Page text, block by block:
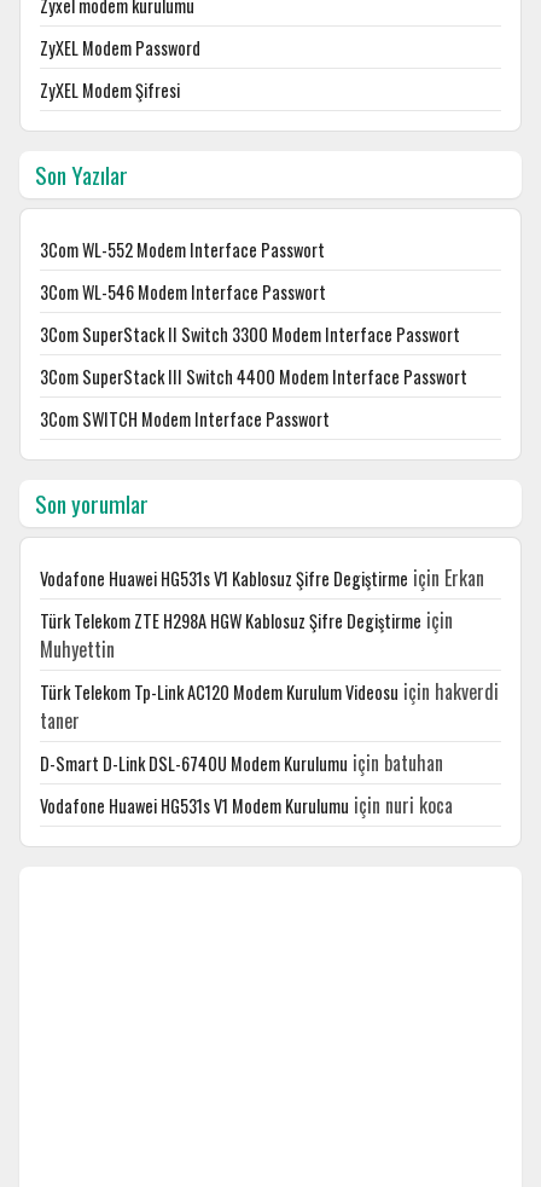
ZyXEL Modem Password
ZyXEL Modem Şifresi
Son Yazılar
3Com WL-552 Modem Interface Passwort
3Com WL-546 Modem Interface Passwort
3Com SuperStack II Switch 3300 Modem Interface Passwort
3Com SuperStack III Switch 4400 Modem Interface Passwort
3Com SWITCH Modem Interface Passwort
Son yorumlar
Vodafone Huawei HG531s V1 Kablosuz Şifre Degiştirme için Erkan
Türk Telekom ZTE H298A HGW Kablosuz Şifre Degiştirme için
Muhyettin
Türk Telekom Tp-Link AC120 Modem Kurulum Videosu için hakverdi
taner
D-Smart D-Link DSL-6740U Modem Kurulumu için batuhan
Vodafone Huawei HG531s V1 Modem Kurulumu için nuri koca